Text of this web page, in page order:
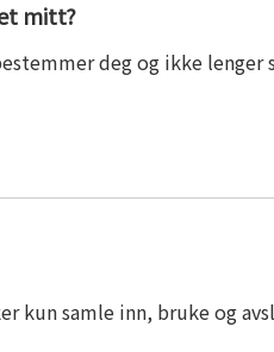
mitt?
deg og ikke
kun samle inn, bruke og